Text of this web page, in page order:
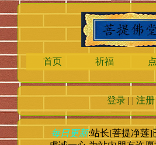
首页 祈福
登录| |注册
每日更新:站长[菩提净莲]